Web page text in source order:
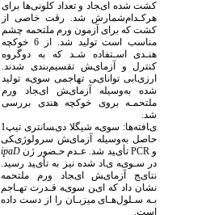
ﮐﺸﺖ ﺷﺪه ایﺠﺎد و ﺗﻌﺪاد ﮐﻠﻮﻧﯽﻫﺎ ﺑﺮای
ﻫﺮﮐـﺪامﺷﻤﺎرش ﺷﺪ. رﻗﺖ ﺧﺎﺻﯽ از
ﮐﺸﺖ ﮐﻪ ﺑﺮای آزﻣﻮن ورم ﻣﻠﺘﺤﻤﻪ ﭼﺸﻢ
ﻣﻨﺎﺳﺐ اﺳﺖ ﺗﻮﻟﯿﺪ ﺷﺪ. از 6ﺧﻮﮐﭽﻪ
ﻫﻨـﺪی اﺳـﺘﻔﺎده ﺷـﺪ ﮐﻪ ﺑﻪ دوﮔﺮوه
ﮐﻨﺘﺮل و آزﻣﺎیﺶ ﺗﻘﺴﯿﻢﺑﻨﺪی ﺷﺪﻧﺪ.
ارزیﺎﺑﯽ ﺗﻮاﻧﺎیﯽ ﺗﻬﺎﺟﻤﯽ ﺳﻮیﻪ ﺗﻮﻟﯿﺪ
ﺷﺪه ﺑﻪوﺳﯿﻠﻪ آزﻣﺎیﺶ ایﺠﺎد ورم
ﻣﻠﺘﺤﻤـﻪ ﺑﺮوی ﺧﻮﮐﭽﻪ ﻫﻨﺪی ﺑﺮرﺳﯽ
ﺷﺪ.
یﺎﻓﺘﻪﻫﺎ: ﺳﻮیﻪ ﺷﯿﮕﻼ دیﺴﺎﻧﺘﺮی ﺗﯿﭗ1
ﺣﺎﺻﻞ ﺑﻪوﺳﯿﻠﻪ آزﻣﺎیﺶ ﺳﺮوﻟﻮژیﮑﯽ
وPCR ﺗﺄیﯿﺪ ﺷﺪ. ﻋـﺪم ﺣـﻀﻮر ژن ipaD
در ﺳـﻮیﻪ یﺎد ﺷﺪه ﻧﯿﺰ ﺑﻪ ﺗﺄیﯿﺪ رﺳﯿﺪ.
ﻧﺘﺎیﺞ آزﻣﺎیﺶ ایﺠﺎد ورم ﻣﻠﺘﺤﻤﻪ
ﻧﺸﺎن داد ﮐﻪ ایﻦ ﺳﻮیﻪ ﻗـﺪرت ﺗﻬـﺎﺟﻢ
ﺑـﻪ ﺳـﻠﻮلﻫـﺎی ﻣﯿﺰﺑـﺎن را از دﺳﺖ داده
اﺳﺖ.